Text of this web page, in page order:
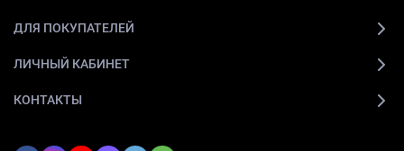
ДЛЯ ПОКУПАТЕЛЕЙ
ЛИЧНЫЙ КАБИНЕТ
КОНТАКТЫ